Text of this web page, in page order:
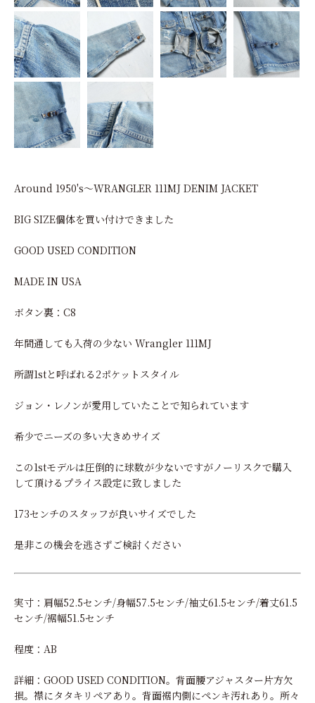
Around 1950's～WRANGLER 111MJ DENIM JACKET
BIG SIZE個体を買い付けできました
GOOD USED CONDITION
MADE IN USA
ボタン裏：C8
年間通しても入荷の少ない Wrangler 111MJ
所謂1stと呼ばれる2ポケットスタイル
ジョン・レノンが愛用していたことで知られています
希少でニーズの多い大きめサイズ
この1stモデルは圧倒的に球数が少ないですがノーリスクで購入
して頂けるプライス設定に致しました
173センチのスタッフが良いサイズでした
是非この機会を逃さずご検討ください
実寸：肩幅52.5センチ/身幅57.5センチ/袖丈61.5センチ/着丈61.5
センチ/裾幅51.5センチ
程度：AB
詳細：GOOD USED CONDITION。背面腰アジャスター片方欠
損。襟にタタキリペアあり。背面裾内側にペンキ汚れあり。所々